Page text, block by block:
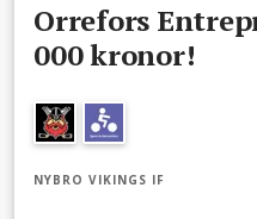
Orrefors
000 kronor!
NYBRO VIKINGS IF